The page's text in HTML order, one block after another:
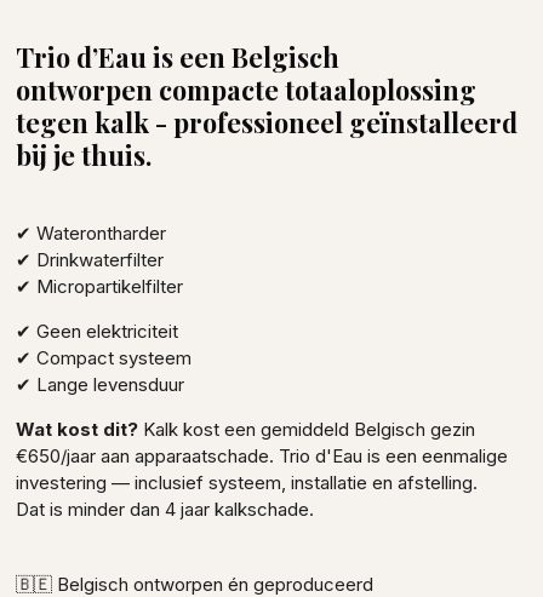
Trio d’Eau is een Belgisch
ontworpen compacte totaaloplossing
tegen kalk - professioneel geïnstalleerd
bij je thuis.
✔ Waterontharder
✔ Drinkwaterfilter
✔ Micropartikelfilter
✔ Geen elektriciteit
✔ Compact systeem
✔ Lange levensduur
Wat kost dit?Kalk kost een gemiddeld Belgisch gezin
€650/jaar aan apparaatschade. Trio d'Eau is een eenmalige
investering — inclusief systeem, installatie en afstelling.
Dat is minder dan 4 jaar kalkschade.
🇧🇪 Belgisch ontworpen én geproduceerd